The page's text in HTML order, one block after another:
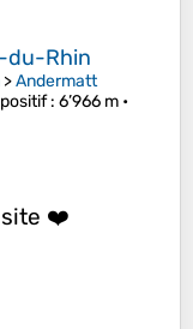
du-Rhin
>Andermatt
: 6’966 m •
site ❤️